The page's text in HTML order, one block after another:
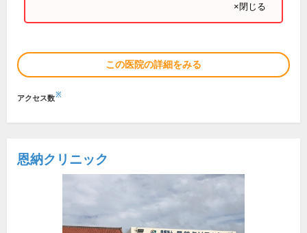
×閉じる
この医院の詳細をみる
アクセス数※
恩納クリニック